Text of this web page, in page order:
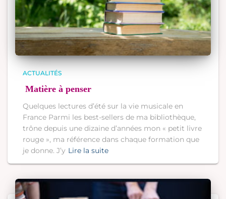
ACTUALITÉS
Matière à penser
Quelques lectures d’été sur la vie musicale en
France Parmi les best-sellers de ma bibliothèque,
trône depuis une dizaine d’années mon « petit livre
rouge », ma référence dans chaque formation que
je donne. J’y Lire la suite